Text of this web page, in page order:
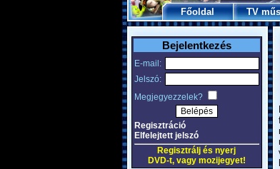
Főoldal TV
Bejelentkezés
E-mail:
Jelszó:
Megjegyezzelek?
Regisztráció
Elfelejtett jelszó
Regisztrálj és nyerj
DVD-t, vagy mozijegyet!